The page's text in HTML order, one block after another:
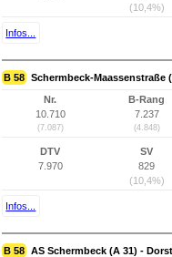
(10,4%)
Infos...
B 58 Schermbeck-Maassenstraße
Nr.
10.710
(7.087)
B-Rang
7.237
(4.848)
DTV
7.970
SV
829
(10,4%)
Infos...
B 58 AS Schermbeck (A 31) -